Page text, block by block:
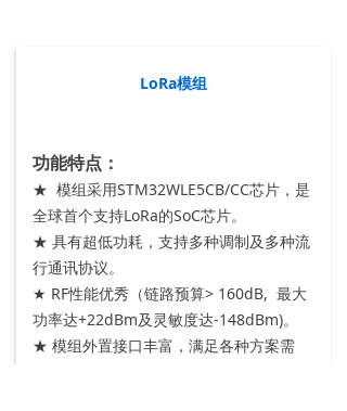
功能特点：
★ 模组采用STM32WLE5CB/CC芯片，是
全球首个支持LoRa的SoC芯片。
★ 具有超低功耗，支持多种调制及多种流
行通讯协议。
★ RF性能优秀（链路预算> 160dB, 最大
功率达+22dBm及灵敏度达-148dBm)。
★ 模组外置接口丰富，满足各种方案需
LoRa模组